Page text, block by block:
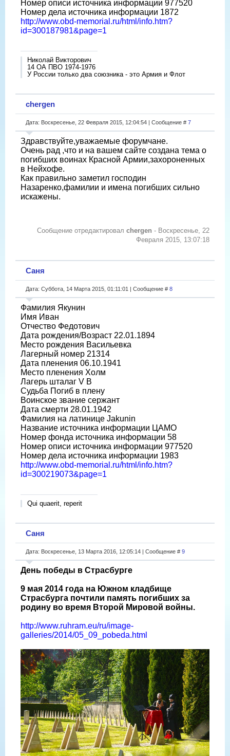
Номер описи источника информации 977520
Номер дела источника информации 1872
http://www.obd-memorial.ru/html/info.htm?
id=300187981&page=1
Николай Викторович
14 ОА ПВО 1974-1976
У России только два союзника - это Армия и Флот
chergen
Дата: Воскресенье, 22 Февраля 2015, 12:04:54 | Сообщение # 7
Здравствуйте,уважаемые форумчане.
Очень рад ,что и на вашем сайте создана тема о
погибших воинах Красной Армии,захороненных
в Нейхофе.
Как правильно заметил господин
Назаренко,фамилии и имена погибших сильно
искажены.
Сообщение отредактировал chergen - Воскресенье, 22
Февраля 2015, 13:07:18
Саня
Дата: Суббота, 14 Марта 2015, 01:11:01 | Сообщение # 8
Фамилия Якунин
Имя Иван
Отчество Федотович
Дата рождения/Возраст 22.01.1894
Место рождения Васильевка
Лагерный номер 21314
Дата пленения 06.10.1941
Место пленения Холм
Лагерь шталаг V B
Судьба Погиб в плену
Воинское звание сержант
Дата смерти 28.01.1942
Фамилия на латинице Jakunin
Название источника информации ЦАМО
Номер фонда источника информации 58
Номер описи источника информации 977520
Номер дела источника информации 1983
http://www.obd-memorial.ru/html/info.htm?
id=300219073&page=1
Qui quaerit, reperit
Саня
Дата: Воскресенье, 13 Марта 2016, 12:05:14 | Сообщение # 9
День победы в Страсбурге
9 мая 2014 года на Южном кладбище
Страсбурга почтили память погибших за
родину во время Второй Мировой войны.
http://www.ruhram.eu/ru/image-
galleries/2014/05_09_pobeda.html